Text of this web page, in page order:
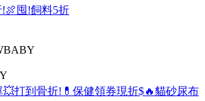
!🍖囤!飼料5折
💥打到骨折! 💊保健領券現折$🔥貓砂尿布